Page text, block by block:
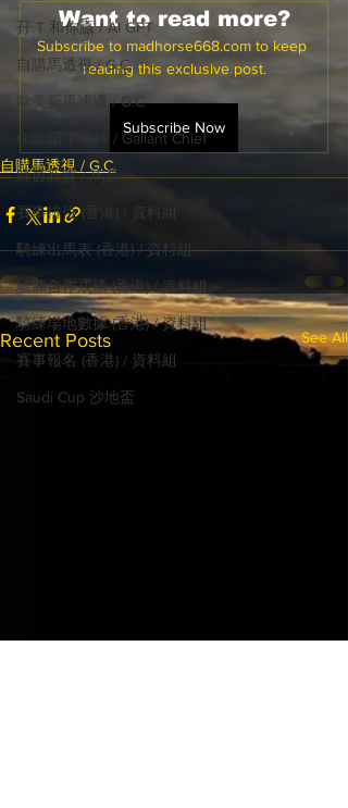
孖 T 和你贏 / AI GPT
自購馬透視 / G.C.
歐美新馬速遞 / G.C
G.C. 環宇脈搏 / Gallant Chief
綠茵新貴 / 馬森
賽事排位 (香港) / 資料組
騎練出馬表 (香港) / 資料組
騎練合作成績 (香港) / 資料組
騎練場地數據 (香港) / 資料組
賽事報名 (香港) / 資料組
Saudi Cup 沙地盃
Want to read more?
Subscribe to madhorse668.com to keep
reading this exclusive post.
Subscribe Now
自購馬透視 / G.C.
Recent Posts See All